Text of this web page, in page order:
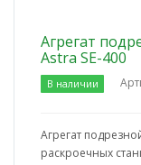
Агрегат
Astra SE-400
В наличии
Агрегат
раскроечных